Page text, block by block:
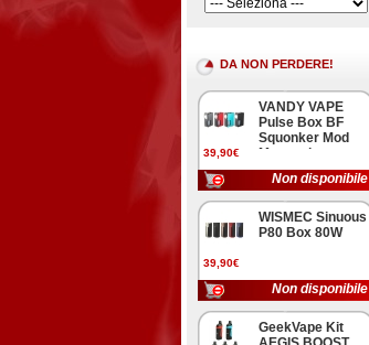
DA NON PERDERE!
39,90€
VANDY VAPE
Pulse Box BF
Squonker Mod
Meccanica
Non disponibile
39,90€
WISMEC Sinuous
P80 Box 80W
Non disponibile
GeekVape Kit